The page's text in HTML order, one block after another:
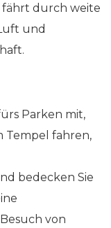
fährt durch weite
und
Parken mit,
Tempel fahren,
bedecken Sie
von